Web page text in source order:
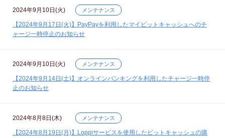
2024年9月10日(火) メンテナンス
【2024年9月17日(火)】PayPayを利用したマイビットキャッシュへのチ
ャージ一時停止のお知らせ
2024年9月10日(火) メンテナンス
【2024年9月14日(土)】オンラインバンキングを利用したチャージ一時停
止のお知らせ
2024年8月8日(木) メンテナンス
【2024年8月19日(月)】Loppiサービスを使用したビットキャッシュの購